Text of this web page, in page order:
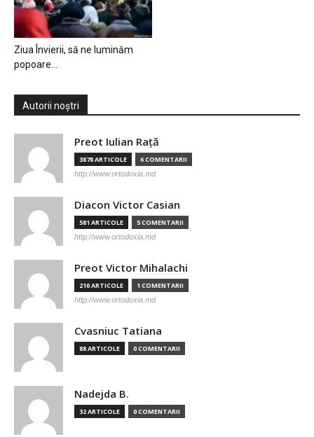
Ziua Învierii, să ne luminăm
popoare…
Autorii noștri
Preot Iulian Raţă
3878 ARTICOLE 6 COMENTARII
http://www.ortodoxia.md
Diacon Victor Casian
581 ARTICOLE 5 COMENTARII
http://www.ortodoxia.md
Preot Victor Mihalachi
210 ARTICOLE 1 COMENTARII
http://www.ortodoxia.md
Cvasniuc Tatiana
88 ARTICOLE 0 COMENTARII
Nadejda B.
32 ARTICOLE 0 COMENTARII